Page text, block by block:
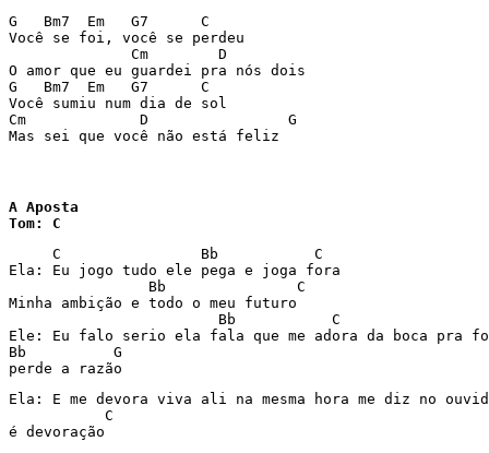
G   Bm7  Em   G7      C
Você se foi, você se perdeu
              Cm        D
O amor que eu guardei pra nós dois
G   Bm7  Em   G7      C
Você sumiu num dia de sol
Cm             D                G
Mas sei que você não está feliz
A Aposta
Tom: C
     C                Bb           C
Ela: Eu jogo tudo ele pega e joga fora
                Bb               C
Minha ambição e todo o meu futuro
                        Bb           C
Ele: Eu falo serio ela fala que me adora da boca pra
Bb          G
perde a razão
Ela: E me devora viva ali na mesma hora me diz no
           C
é devoração